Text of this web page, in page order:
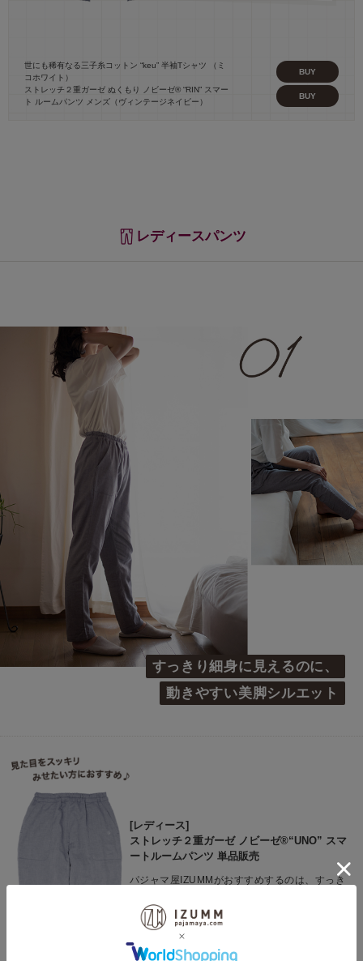
世にも稀有なる三子糸コットン “keu” 半袖Tシャツ （ミ
コホワイト）
BUY
ストレッチ２重ガーゼ ぬくもり ノビーゼ® “RIN” スマー
ト ルームパンツ メンズ（ヴィンテージネイビー）
BUY
レディースパンツ
すっきり細身に見えるのに、
動きやすい美脚シルエット
[レディース]
ストレッチ２重ガーゼ ノビーゼ®“UNO” スマ
ートルームパンツ 単品販売
パジャマ屋IZUMMがおすすめするのは、すっき
がら腰まわりはゆったり楽々♪足首に向かって
細くなるテーパードが美脚シルエットを叶えま
す。裾が床に付きにくく、軽やかな2重ガーゼ